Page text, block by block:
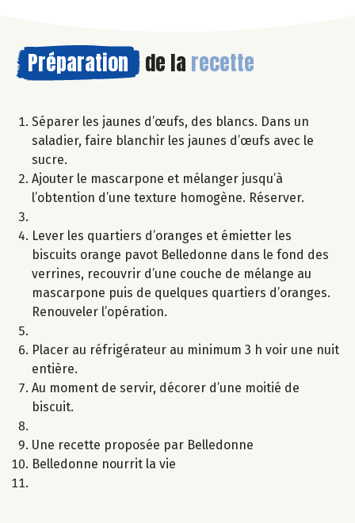
Préparation de la recette
Séparer les jaunes d’œufs, des blancs. Dans un
saladier, faire blanchir les jaunes d’œufs avec le
sucre.
Ajouter le mascarpone et mélanger jusqu’à
l’obtention d’une texture homogène. Réserver.
Lever les quartiers d’oranges et émietter les
biscuits orange pavot Belledonne dans le fond des
verrines, recouvrir d’une couche de mélange au
mascarpone puis de quelques quartiers d’oranges.
Renouveler l’opération.
Placer au réfrigérateur au minimum 3 h voir une nuit
entière.
Au moment de servir, décorer d’une moitié de
biscuit.
Une recette proposée par Belledonne
Belledonne nourrit la vie